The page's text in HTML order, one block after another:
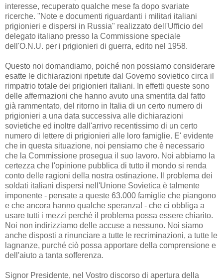
interesse, recuperato qualche mese fa dopo svariate
ricerche. "Note e documenti riguardanti i militari italiani
prigionieri e dispersi in Russia" realizzato dell'Ufficio del
delegato italiano presso la Commissione speciale
dell'O.N.U. per i prigionieri di guerra, edito nel 1958.
Questo noi domandiamo, poiché non possiamo considerare
esatte le dichiarazioni ripetute dal Governo sovietico circa il
rimpatrio totale dei prigionieri italiani. In effetti queste sono
delle affermazioni che hanno avuto una smentita dal fatto
già rammentato, del ritorno in Italia di un certo numero di
prigionieri a una data successiva alle dichiarazioni
sovietiche ed inoltre dall'arrivo recentissimo di un certo
numero di lettere di prigionieri alle loro famiglie. E' evidente
che in questa situazione, noi pensiamo che è necessario
che la Commissione prosegua il suo lavoro. Noi abbiamo la
certezza che l'opinione pubblica di tutto il mondo si renda
conto delle ragioni della nostra ostinazione. Il problema dei
soldati italiani dispersi nell'Unione Sovietica è talmente
imponente - pensate a queste 63.000 famiglie che piangono
e che ancora hanno qualche speranza! - che ci obbliga a
usare tutti i mezzi perché il problema possa essere chiarito.
Noi non indirizziamo delle accuse a nessuno. Noi siamo
anche disposti a rinunciare a tutte le recriminazioni, a tutte le
lagnanze, purché ciò possa apportare della comprensione e
dell'aiuto a tanta sofferenza.
Signor Presidente, nel Vostro discorso di apertura della